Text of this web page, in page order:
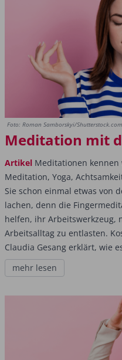
Foto: Roman Samborskyi/Shutterstock.com
Meditation mit
Artikel Meditationen
Meditation, Yoga,
Sie schon einmal etwas von
lachen, denn die
helfen, ihr Arbeitswerkzeug,
Arbeitsalltag zu entlasten.
Claudia Gesang erklärt, wie
mehr lesen